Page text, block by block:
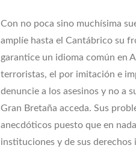
Con no poca sino muchísima
amplíe hasta el Cantábrico su
garantice un idioma común en
terroristas, el por imitación e
denuncie a los asesinos y no a
Gran Bretaña acceda. Sus
anecdóticos puesto que en
instituciones y de sus derechos